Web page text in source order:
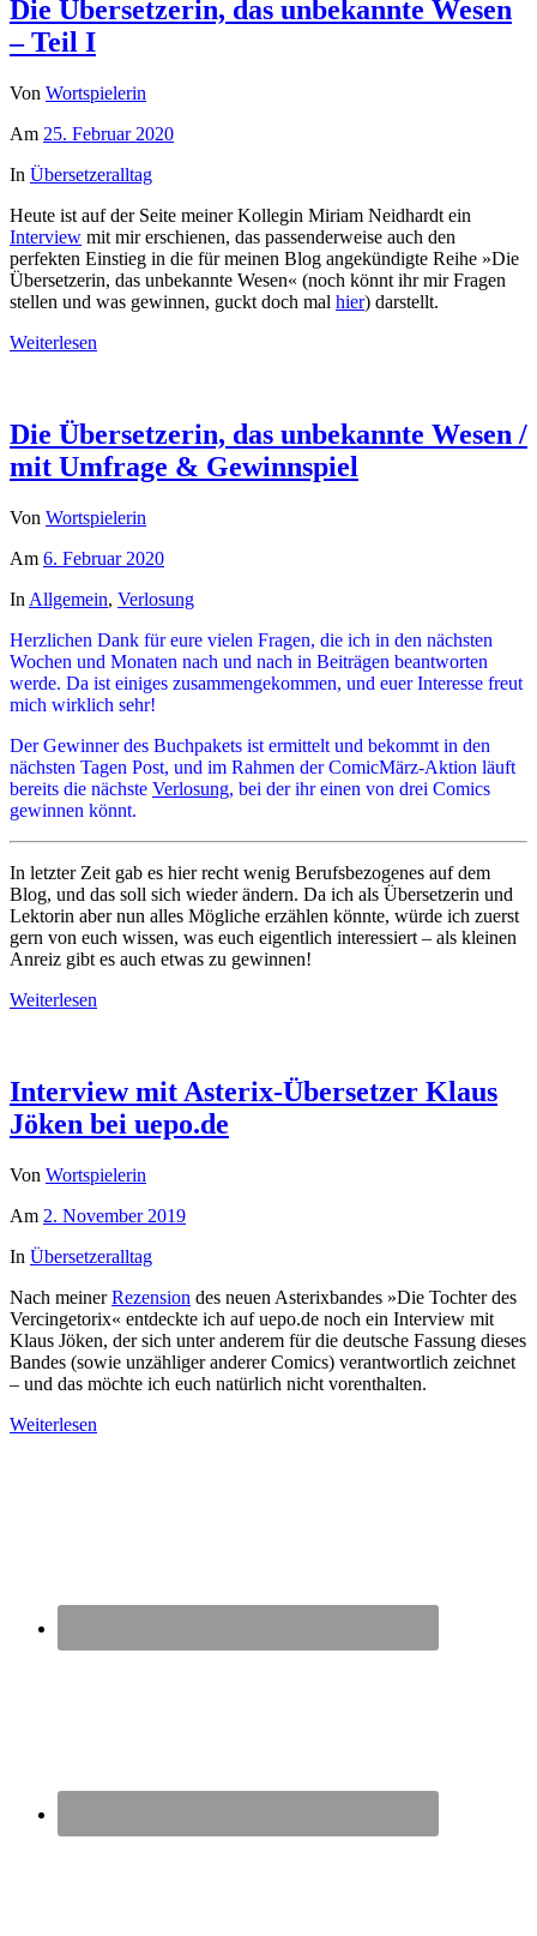
Die Übersetzerin, das unbekannte Wesen
– Teil I
Von Wortspielerin
Am 25. Februar 2020
In Übersetzeralltag
Heute ist auf der Seite meiner Kollegin Miriam Neidhardt ein
Interview mit mir erschienen, das passenderweise auch den
perfekten Einstieg in die für meinen Blog angekündigte Reihe »Die
Übersetzerin, das unbekannte Wesen« (noch könnt ihr mir Fragen
stellen und was gewinnen, guckt doch mal hier) darstellt.
Weiterlesen
Die Übersetzerin, das unbekannte Wesen /
mit Umfrage & Gewinnspiel
Von Wortspielerin
Am 6. Februar 2020
In Allgemein, Verlosung
Herzlichen Dank für eure vielen Fragen, die ich in den nächsten
Wochen und Monaten nach und nach in Beiträgen beantworten
werde. Da ist einiges zusammengekommen, und euer Interesse freut
mich wirklich sehr!
Der Gewinner des Buchpakets ist ermittelt und bekommt in den
nächsten Tagen Post, und im Rahmen der ComicMärz-Aktion läuft
bereits die nächste Verlosung, bei der ihr einen von drei Comics
gewinnen könnt.
In letzter Zeit gab es hier recht wenig Berufsbezogenes auf dem
Blog, und das soll sich wieder ändern. Da ich als Übersetzerin und
Lektorin aber nun alles Mögliche erzählen könnte, würde ich zuerst
gern von euch wissen, was euch eigentlich interessiert – als kleinen
Anreiz gibt es auch etwas zu gewinnen!
Weiterlesen
Interview mit Asterix-Übersetzer Klaus
Jöken bei uepo.de
Von Wortspielerin
Am 2. November 2019
In Übersetzeralltag
Nach meinerRezension des neuen Asterixbandes »Die Tochter des
Vercingetorix« entdeckte ich auf uepo.de noch ein Interview mit
Klaus Jöken, der sich unter anderem für die deutsche Fassung dieses
Bandes (sowie unzähliger anderer Comics) verantwortlich zeichnet
– und das möchte ich euch natürlich nicht vorenthalten.
Weiterlesen